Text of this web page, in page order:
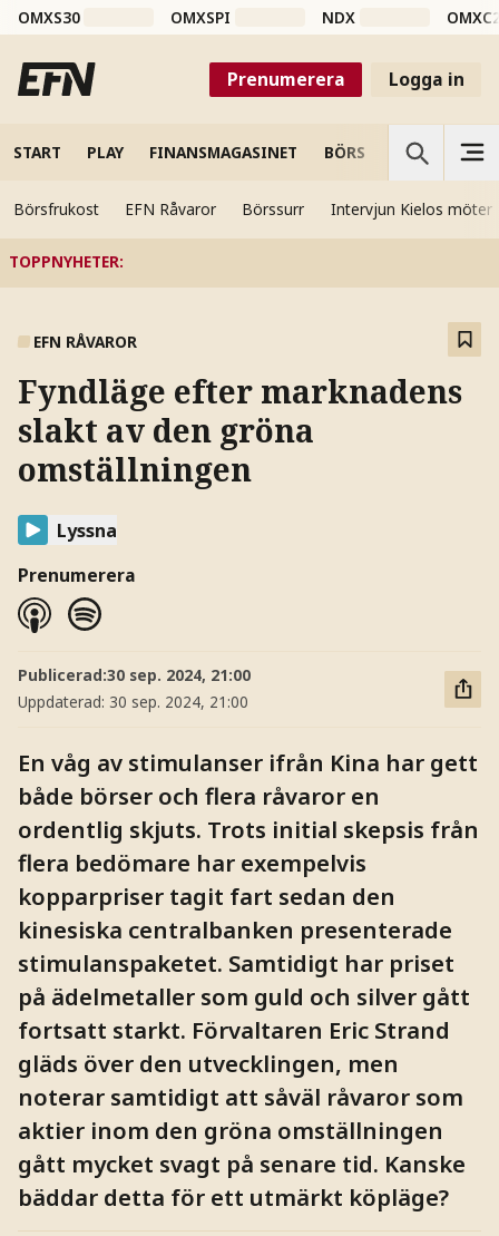
OMXS30 OMXSPI NDX
Prenumerera Logga in
START PLAY FINANSMAGASINET BÖRS VETENSKAP
Börsfrukost EFN Råvaror Börssurr Intervjun Kielos möter
TOPPNYHETER:
EFN RÅVAROR
Fyndläge efter marknadens
slakt av den gröna
omställningen
Lyssna
Prenumerera
Publicerad:30 sep. 2024, 21:00
Uppdaterad: 30 sep. 2024, 21:00
En våg av stimulanser ifrån Kina har gett
både börser och flera råvaror en
ordentlig skjuts. Trots initial skepsis från
flera bedömare har exempelvis
kopparpriser tagit fart sedan den
kinesiska centralbanken presenterade
stimulanspaketet. Samtidigt har priset
på ädelmetaller som guld och silver gått
fortsatt starkt. Förvaltaren Eric Strand
gläds över den utvecklingen, men
noterar samtidigt att såväl råvaror som
aktier inom den gröna omställningen
gått mycket svagt på senare tid. Kanske
bäddar detta för ett utmärkt köpläge?